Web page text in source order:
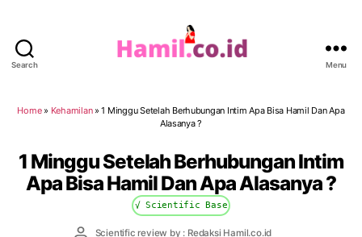
Search Menu
Home» Kehamilan»1 Minggu Setelah Berhubungan Intim Apa Bisa Hamil Dan Apa
Alasanya ?
1 Minggu Setelah Berhubungan Intim
Apa Bisa Hamil Dan Apa Alasanya ?
√ Scientific Base
PostScientific review by : Redaksi Hamil.co.id